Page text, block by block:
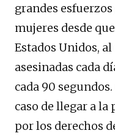
grandes
mujeres desde
Estados Unidos,
asesinadas cada
cada 90
caso de llegar a la
por los derechos